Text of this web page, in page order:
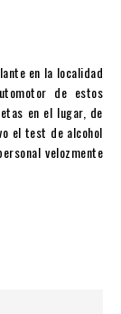
en la localidad
de estos
en el lugar, de
el test de alcohol
velozmente